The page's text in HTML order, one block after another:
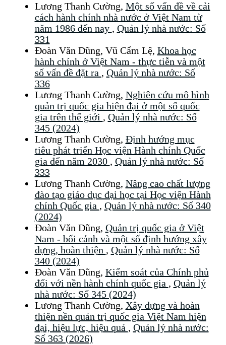
Lương Thanh Cường, Một số vấn đề về cải
cách hành chính nhà nước ở Việt Nam từ
năm 1986 đến nay , Quản lý nhà nước: Số
331
Đoàn Văn Dũng, Vũ Cẩm Lệ, Khoa học
hành chính ở Việt Nam - thực tiễn và một
số vấn đề đặt ra , Quản lý nhà nước: Số
336
Lương Thanh Cường, Nghiên cứu mô hình
quản trị quốc gia hiện đại ở một số quốc
gia trên thế giới , Quản lý nhà nước: Số
345 (2024)
Lương Thanh Cường, Định hướng mục
tiêu phát triển Học viện Hành chính Quốc
gia đến năm 2030 , Quản lý nhà nước: Số
333
Lương Thanh Cường, Nâng cao chất lượng
đào tạo giáo dục đại học tại Học viện Hành
chính Quốc gia , Quản lý nhà nước: Số 340
(2024)
Đoàn Văn Dũng, Quản trị quốc gia ở Việt
Nam - bối cảnh và một số định hướng xây
dựng, hoàn thiện , Quản lý nhà nước: Số
340 (2024)
Đoàn Văn Dũng, Kiểm soát của Chính phủ
đối với nền hành chính quốc gia , Quản lý
nhà nước: Số 345 (2024)
Lương Thanh Cường, Xây dựng và hoàn
thiện nền quản trị quốc gia Việt Nam hiện
đại, hiệu lực, hiệu quả , Quản lý nhà nước:
Số 363 (2026)